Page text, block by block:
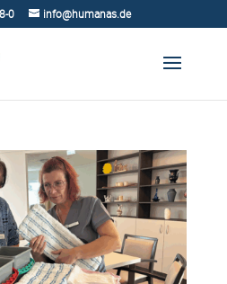
0 info@humanas.de